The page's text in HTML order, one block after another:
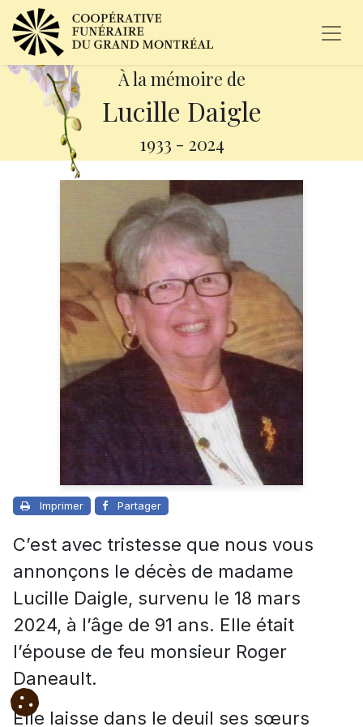
À la mémoire de
Lucille Daigle
1933 - 2024
Imprimer Partager
C’est avec tristesse que nous vous
annonçons le décès de madame
Lucille Daigle, survenu le 18 mars
2024, à l’âge de 91 ans. Elle était
l’épouse de feu monsieur Roger
Daneault.
Elle laisse dans le deuil ses sœurs